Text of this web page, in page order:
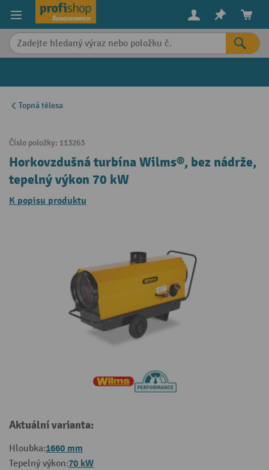
content
Topná tělesa
Číslo položky: 113263
Horkovzdušná turbína Wilms®, bez nádrže,
tepelný výkon 70 kW
K popisu produktu
Aktuální varianta:
Hloubka:1660 mm
Tepelný výkon:70 kW